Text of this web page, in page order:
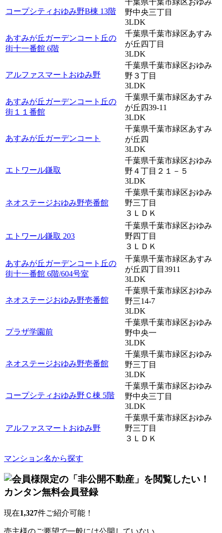
コープシティおゆみ野B棟 13階
野中央三丁目
3LDK
あすみが丘ガーデンコート丘の
街十一番館 6階
千葉県千葉市緑区あすみ
が丘四丁目
3LDK
アルファスマートおゆみ野
千葉県千葉市緑区おゆみ
野３丁目
3LDK
あすみが丘ガーデンコート丘の
街１１番館
千葉県千葉市緑区あすみ
が丘四39-11
3LDK
あすみが丘ガーデンコート
千葉県千葉市緑区あすみ
が丘四
3LDK
エトワール鎌取
千葉県千葉市緑区おゆみ
野４丁目２１－５
3LDK
ネオステージおゆみ野壱番館
千葉県千葉市緑区おゆみ
野三丁目
３ＬＤＫ
エトワール鎌取 203
千葉県千葉市緑区おゆみ
野四丁目
３ＬＤＫ
あすみが丘ガーデンコート丘の
街十一番館 6階/604号室
千葉県千葉市緑区あすみ
が丘四丁目3911
3LDK
ネオステージおゆみ野壱番館
千葉県千葉市緑区おゆみ
野三14-7
3LDK
プラザ学園前
千葉県千葉市緑区おゆみ
野中央一
3LDK
ネオステージおゆみ野壱番館
千葉県千葉市緑区おゆみ
野三丁目
3LDK
コープシティおゆみ野Ｃ棟 5階
千葉県千葉市緑区おゆみ
野中央三丁目
3LDK
アルファスマートおゆみ野
千葉県千葉市緑区おゆみ
野三丁目
３ＬＤＫ
マンション名から探す
現在1,327件ご紹介可能！
売主様のご要望で一般には公開していない